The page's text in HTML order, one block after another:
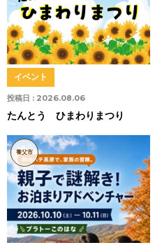
投稿日 : 2026.08.06
イベント
たんとう ひまわりまつり
養父市